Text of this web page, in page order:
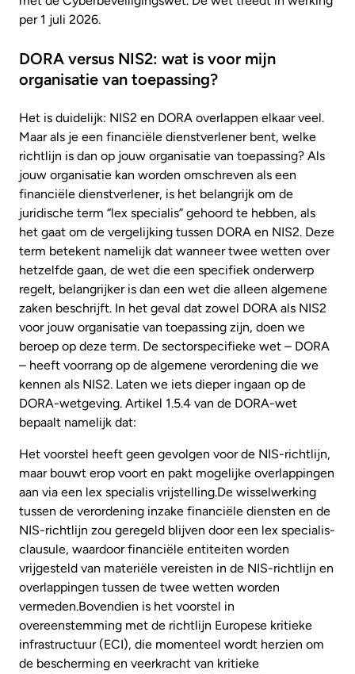
per 1 juli 2026.
DORA versus NIS2: wat is voor mijn
organisatie van toepassing?
Het is duidelijk: NIS2 en DORA overlappen elkaar veel.
Maar als je een financiële dienstverlener bent, welke
richtlijn is dan op jouw organisatie van toepassing? Als
jouw organisatie kan worden omschreven als een
financiële dienstverlener, is het belangrijk om de
juridische term “lex specialis” gehoord te hebben, als
het gaat om de vergelijking tussen DORA en NIS2. Deze
term betekent namelijk dat wanneer twee wetten over
hetzelfde gaan, de wet die een specifiek onderwerp
regelt, belangrijker is dan een wet die alleen algemene
zaken beschrijft. In het geval dat zowel DORA als NIS2
voor jouw organisatie van toepassing zijn, doen we
beroep op deze term. De sectorspecifieke wet – DORA
– heeft voorrang op de algemene verordening die we
kennen als NIS2. Laten we iets dieper ingaan op de
DORA-wetgeving. Artikel 1.5.4 van de DORA-wet
bepaalt namelijk dat:
Het voorstel heeft geen gevolgen voor de NIS-richtlijn,
maar bouwt erop voort en pakt mogelijke overlappingen
aan via een lex specialis vrijstelling.De wisselwerking
tussen de verordening inzake financiële diensten en de
NIS-richtlijn zou geregeld blijven door een lex specialis-
clausule, waardoor financiële entiteiten worden
vrijgesteld van materiële vereisten in de NIS-richtlijn en
overlappingen tussen de twee wetten worden
vermeden.Bovendien is het voorstel in
overeenstemming met de richtlijn Europese kritieke
infrastructuur (ECI), die momenteel wordt herzien om
de bescherming en veerkracht van kritieke